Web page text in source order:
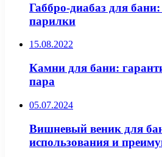
Габбро-диабаз для
парилки
15.08.2022
Камни для бани:
пара
05.07.2024
Вишневый веник для
использования и